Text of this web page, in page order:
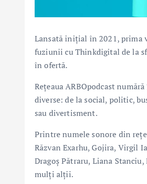
Lansată inițial în 2021, prima
fuziunii cu Thinkdigital de la
în ofertă.
Rețeaua ARBOpodcast
diverse: de la social, politic,
sau divertisment.
Printre numele sonore din
Răzvan Exarhu, Gojira, Virgil
Dragoș Pătraru, Liana
mulți alții.